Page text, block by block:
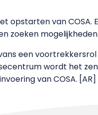
opstarten van COSA.
zoeken mogelijkheden.
een
wordt het
van COSA. [AR]